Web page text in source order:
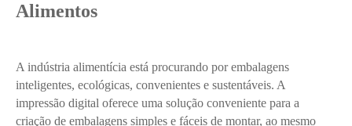
Alimentos
A indústria alimentícia está procurando por embalagens
inteligentes, ecológicas, convenientes e sustentáveis. A
impressão digital oferece uma solução conveniente para a
criação de embalagens simples e fáceis de montar, ao mesmo